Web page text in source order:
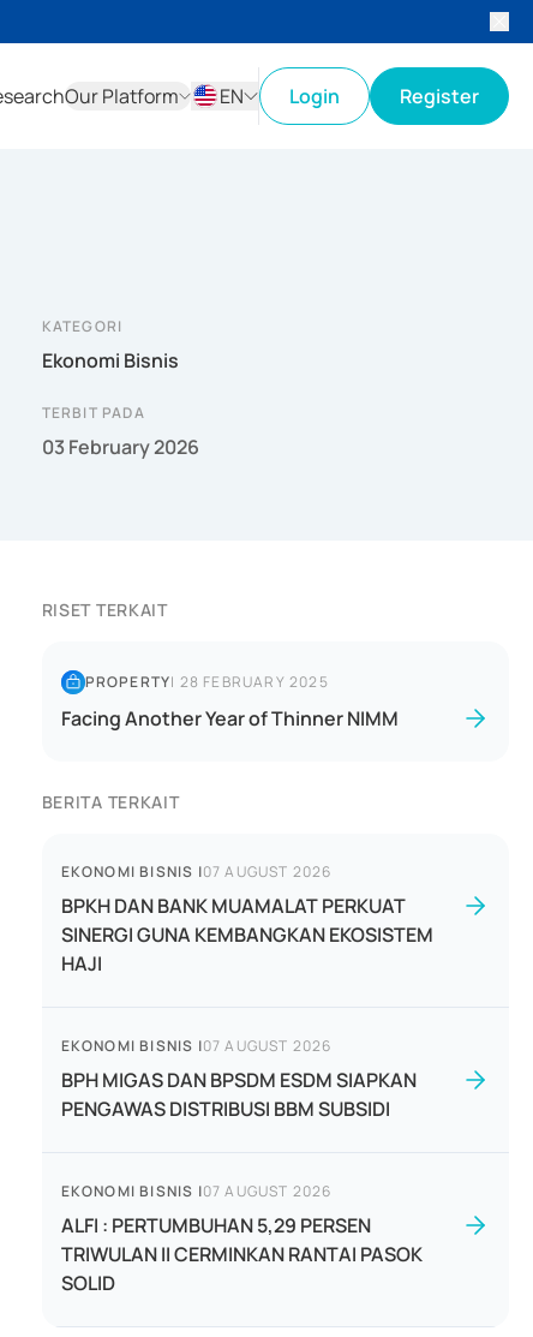
Our Platform
EN
Login Register
KATEGORI
Ekonomi Bisnis
TERBIT PADA
03 February 2026
RISET TERKAIT
PROPERTY| 28 FEBRUARY 2025
Facing Another Year of Thinner NIMM
BERITA TERKAIT
EKONOMI BISNIS |07 AUGUST 2026
BPKH DAN BANK MUAMALAT PERKUAT
SINERGI GUNA KEMBANGKAN EKOSISTEM
HAJI
EKONOMI BISNIS |07 AUGUST 2026
BPH MIGAS DAN BPSDM ESDM SIAPKAN
PENGAWAS DISTRIBUSI BBM SUBSIDI
EKONOMI BISNIS |07 AUGUST 2026
ALFI : PERTUMBUHAN 5,29 PERSEN
TRIWULAN II CERMINKAN RANTAI PASOK
SOLID